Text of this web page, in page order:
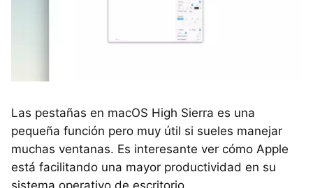
Las pestañas en macOS High Sierra es una
pequeña función pero muy útil si sueles manejar
muchas ventanas. Es interesante ver cómo Apple
está facilitando una mayor productividad en su
sistema operativo de escritorio.